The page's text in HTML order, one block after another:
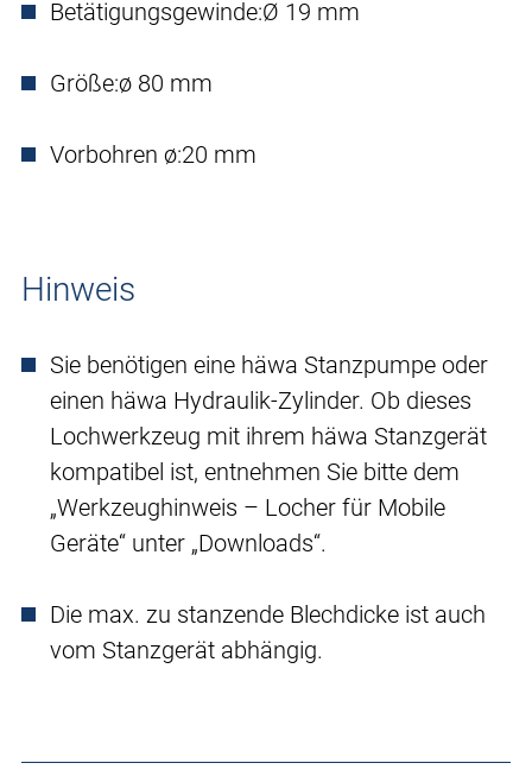
Betätigungsgewinde:Ø 19 mm
Größe:ø 80 mm
Vorbohren ø:20 mm
Hinweis
Sie benötigen eine häwa Stanzpumpe oder
einen häwa Hydraulik-Zylinder. Ob dieses
Lochwerkzeug mit ihrem häwa Stanzgerät
kompatibel ist, entnehmen Sie bitte dem
„Werkzeughinweis – Locher für Mobile
Geräte“ unter „Downloads“.
Die max. zu stanzende Blechdicke ist auch
vom Stanzgerät abhängig.